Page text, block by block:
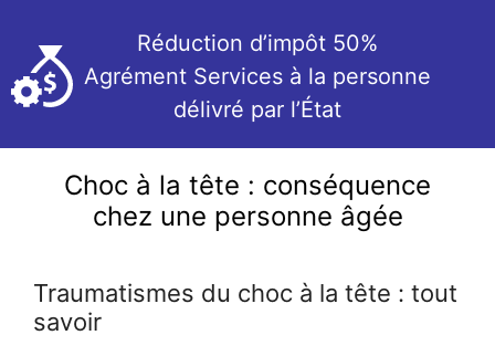
Réduction d’impôt 50%
Agrément Services à la personne
délivré par l’État
Choc à la tête : conséquence
chez une personne âgée
Traumatismes du choc à la tête : tout
savoir